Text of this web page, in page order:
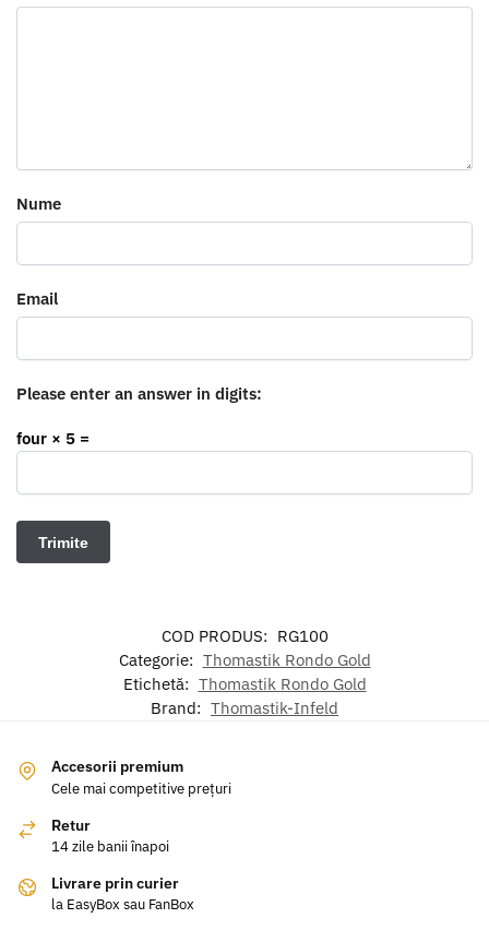
Nume
Email
Please enter an answer in digits:
four × 5 =
COD PRODUS: RG100
Categorie: Thomastik Rondo Gold
Etichetă: Thomastik Rondo Gold
Brand: Thomastik-Infeld
Accesorii premium
Cele mai competitive prețuri
Retur
14 zile banii înapoi
Livrare prin curier
la EasyBox sau FanBox